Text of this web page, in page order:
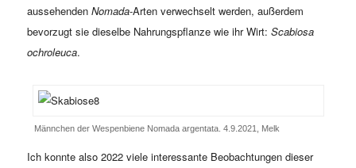
aussehendenNomada-Arten verwechselt werden, außerdem
bevorzugt sie dieselbe Nahrungspflanze wie ihr Wirt:Scabiosa
ochroleuca.
Männchen der Wespenbiene Nomada argentata. 4.9.2021, Melk
Ich konnte also 2022 viele interessante Beobachtungen dieser